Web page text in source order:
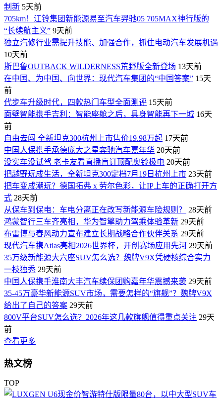
制新 5天前
705km！江铃集团新能源易至汽车羿驰05 705MAX神行版的
“长续航主义” 9天前
独立汽修行业需提升技能、加强合作，抓住电动汽车发展机遇
10天前
斯巴鲁OUTBACK WILDERNESS荒野版全新登场 13天前
在中国、为中国、向世界：现代汽车集团的“中国答案” 15天
前
代步车升级时代，四款热门车型全面测评 15天前
面壁智能携手吉利：智能座舱之后，具身智能再下一城 16天
前
自由去闯 全新坦克300杭州上市售价19.98万起 17天前
中国人保携手承德庞大之星奔驰汽车嘉年华 20天前
没实车没试驾 老卡友看直播盲订顶配奥铃极电 20天前
把越野玩成生活，全新坦克300定档7月19日杭州上市 23天前
​把车变成潮玩？德国拓弗 x 劳尔色彩，让IP上车的正确打开方
式 28天前
从保车到保电：车电分离正在改写新能源车险规则？
28天前
鸿蒙智行三车齐亮相，华为智擎助力驾乘体验革新 29天前
布雷博与春风动力宣布建立长期战略合作伙伴关系 29天前
现代汽车携Atlas亮相2026世界杯，开创赛场应用先河 29天前
35万级新能源大六座SUV怎么选？魏牌V9X凭硬核综合实力
一枝独秀 29天前
中国人保携手淮南大丰汽车续保团购嘉年华震撼来袭 29天前
35-45万豪华新能源SUV市场，需要怎样的“旗舰”？魏牌V9X
给出了自己的答案 29天前
800V平台SUV怎么选？2026年这几款旗舰值得重点关注 29天
前
查看更多
热文榜
TOP